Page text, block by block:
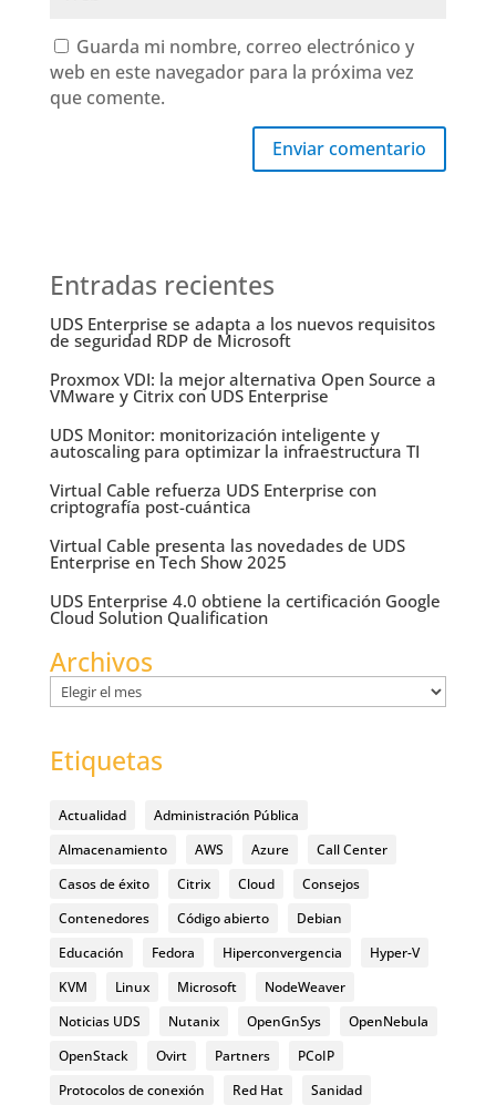
Guarda mi nombre, correo electrónico y
web en este navegador para la próxima vez
que comente.
Enviar comentario
Entradas recientes
UDS Enterprise se adapta a los nuevos requisitos
de seguridad RDP de Microsoft
Proxmox VDI: la mejor alternativa Open Source a
VMware y Citrix con UDS Enterprise
UDS Monitor: monitorización inteligente y
autoscaling para optimizar la infraestructura TI
Virtual Cable refuerza UDS Enterprise con
criptografía post-cuántica
Virtual Cable presenta las novedades de UDS
Enterprise en Tech Show 2025
UDS Enterprise 4.0 obtiene la certificación Google
Cloud Solution Qualification
Archivos
Archivos
Etiquetas
Actualidad
Administración Pública
Almacenamiento
AWS Azure
Call Center
Casos de éxito
Citrix Cloud
Consejos
Contenedores
Código abierto
Debian
Educación
Fedora Hiperconvergencia
Hyper-V
KVM
Linux Microsoft
NodeWeaver
Noticias UDS
Nutanix OpenGnSys
OpenNebula
OpenStack
Ovirt Partners
PCoIP
Protocolos de conexión
Red Hat
Sanidad